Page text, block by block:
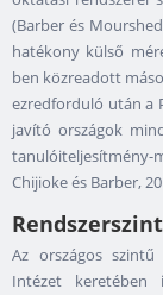
(Barber és
hatékony külső
ben közreadott
ezredforduló után a
javító országok
Chijioke és Barber,
Az országos szintű
Intézet keretében